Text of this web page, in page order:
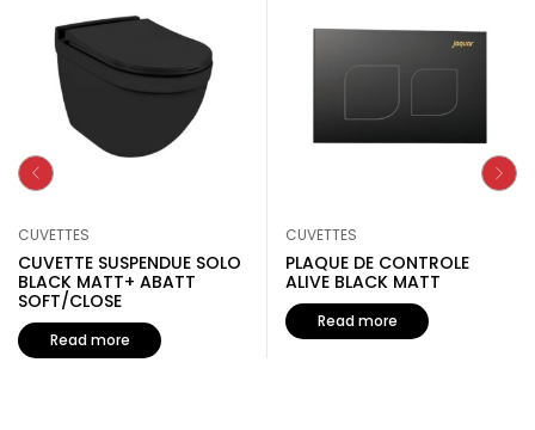
CUVETTES
CUVETTE SUSPENDUE SOLO
BLACK MATT+ ABATT
SOFT/CLOSE
Read more
CUVETTES
PLAQUE DE CONTROLE
ALIVE BLACK MATT
Read more